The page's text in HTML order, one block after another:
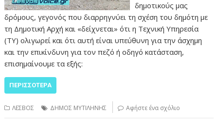
δημοτικούς μας
δρόμους, γεγονός που διαρρηγνύει τη σχέση του δημότη με
τη Δημοτική Αρχή και «δείχνεται» ότι η Τεχνική Υπηρεσία
(ΤΥ) ολιγωρεί και ότι αυτή είναι υπεύθυνη για την άσχημη
και την επικίνδυνη για τον πεζό ή οδηγό κατάσταση,
επισημαίνουμε τα εξής:
ΠΕΡΙΣΣΌΤΕΡΑ
ΛΕΣΒΟΣ ΔΗΜΟΣ ΜΥΤΙΛΗΝΗΣ Αφήστε ένα σχόλιο